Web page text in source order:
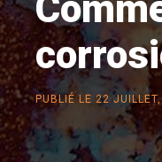
PUBLIÉ LE 22